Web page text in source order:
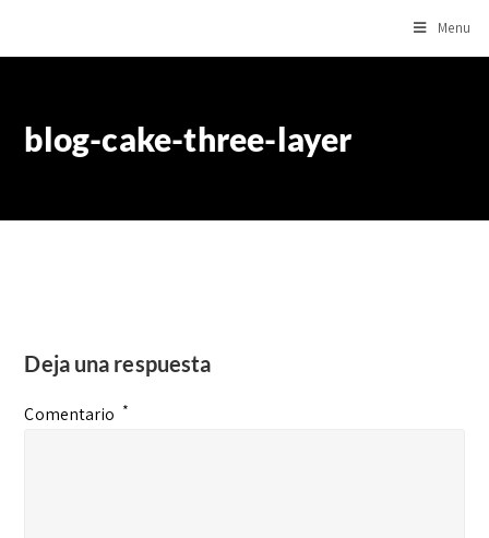
Menu
blog-cake-three-layer
Deja una respuesta
Comentario *